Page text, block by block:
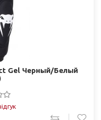
Gel Черный/Белый